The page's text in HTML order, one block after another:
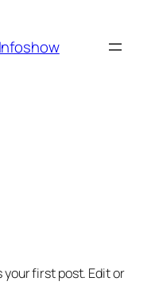
your first post. Edit or